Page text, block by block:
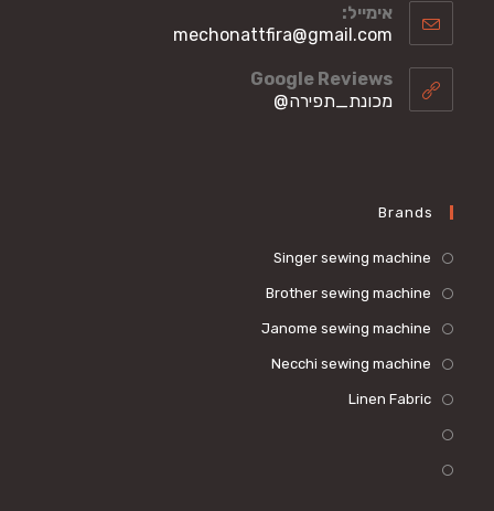
אימייל:
mechonattfira@gmail.com
Google Reviews
מכונת_תפירה@
Brands
Singer sewing machine
Brother sewing machine
Janome sewing machine
Necchi sewing machine
Linen Fabric